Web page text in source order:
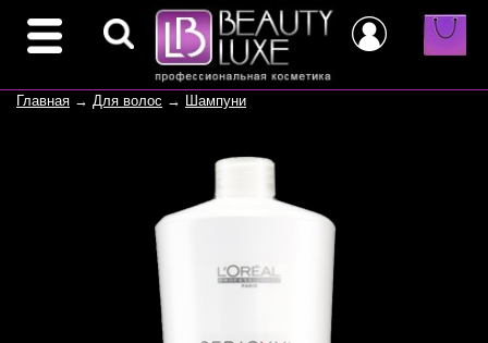
Главная → Для волос → Шампуни